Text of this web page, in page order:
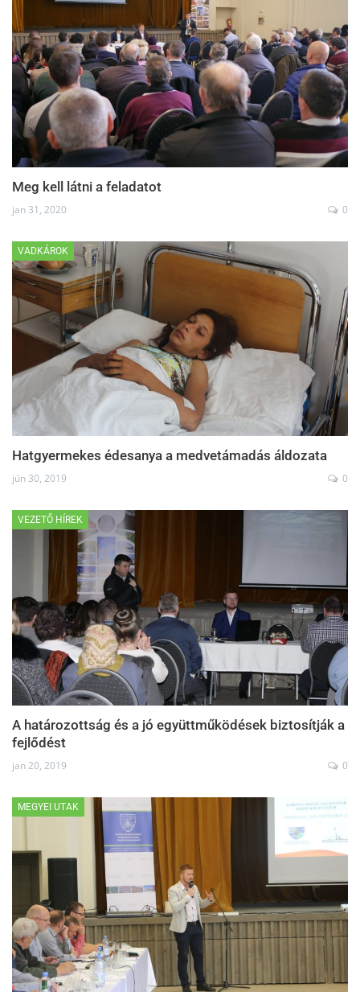
Meg kell látni a feladatot
jan 31, 2020 0
VADKÁROK
Hatgyermekes édesanya a medvetámadás áldozata
jún 30, 2019 0
VEZETŐ HÍREK
A határozottság és a jó együttműködések biztosítják a
fejlődést
jan 20, 2019 0
MEGYEI UTAK